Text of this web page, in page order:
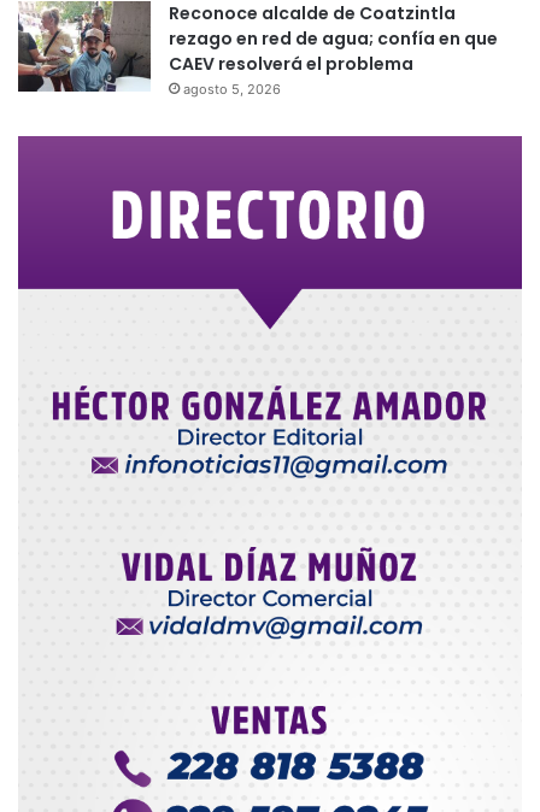
Reconoce alcalde de Coatzintla
rezago en red de agua; confía en que
CAEV resolverá el problema
agosto 5, 2026